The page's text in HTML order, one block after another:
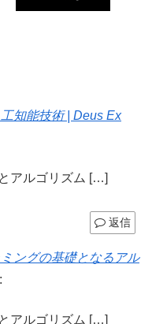
知能技術 | Deus Ex
アルゴリズム […]
返信
ングの基礎となるアル
アルゴリズム […]